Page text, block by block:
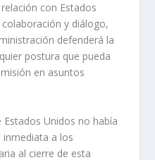
con Estados
y diálogo,
defenderá la
postura que pueda
en asuntos
Unidos no había
a los
al cierre de esta